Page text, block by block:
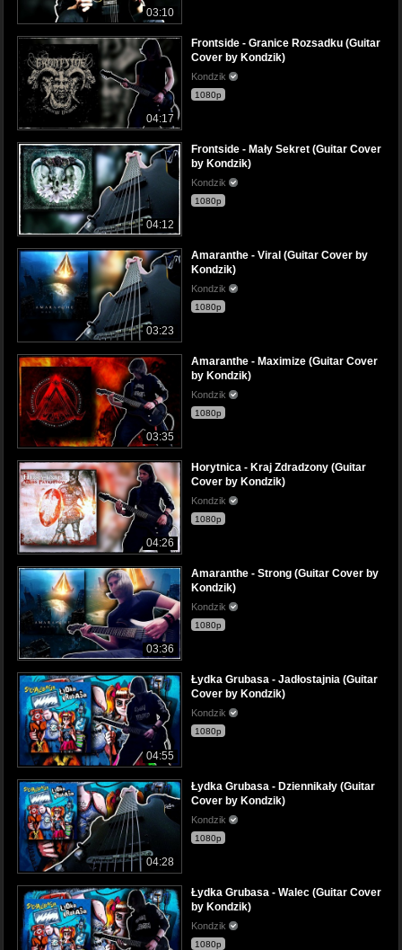
03:10
04:17
Frontside - Granice Rozsadku (Guitar
Cover by Kondzik)
Kondzik
1080p
04:12
Frontside - Mały Sekret (Guitar Cover
by Kondzik)
Kondzik
1080p
03:23
Amaranthe - Viral (Guitar Cover by
Kondzik)
Kondzik
1080p
03:35
Amaranthe - Maximize (Guitar Cover
by Kondzik)
Kondzik
1080p
04:26
Horytnica - Kraj Zdradzony (Guitar
Cover by Kondzik)
Kondzik
1080p
03:36
Amaranthe - Strong (Guitar Cover by
Kondzik)
Kondzik
1080p
04:55
Łydka Grubasa - Jadłostajnia (Guitar
Cover by Kondzik)
Kondzik
1080p
04:28
Łydka Grubasa - Dziennikały (Guitar
Cover by Kondzik)
Kondzik
1080p
Łydka Grubasa - Walec (Guitar Cover
by Kondzik)
Kondzik
1080p